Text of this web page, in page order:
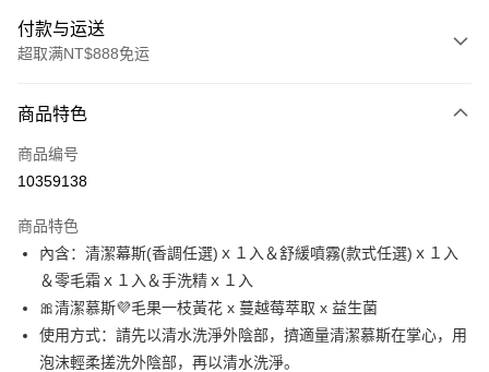
付款与运送
超取满NT$888免运
信用卡一次付款
超商取货付款
Apple Pay
悠遊付
ATM付款
商品特色
商品编号
10359138
商品特色
內含：清潔幕斯(香調任選)ｘ１入＆舒緩噴霧(款式任選)ｘ１入
＆零毛霜ｘ１入＆手洗精ｘ１入
🎀清潔慕斯💜毛果一枝黃花 x 蔓越莓萃取 x 益生菌
使用方式：請先以清水洗淨外陰部，擠適量清潔慕斯在掌心，用
泡沫輕柔搓洗外陰部，再以清水洗淨。